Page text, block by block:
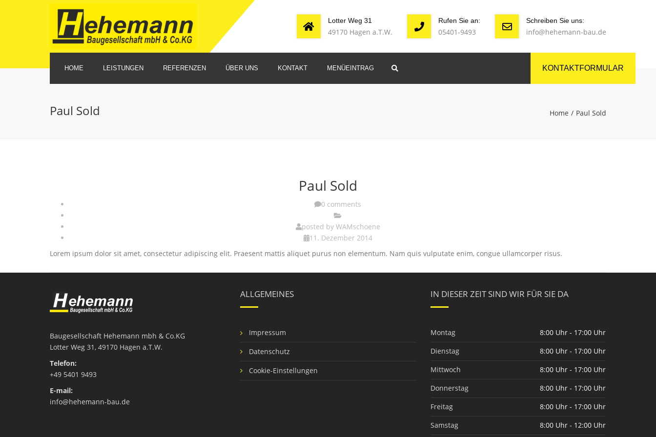
Lotter Weg 31
49170 Hagen a.T.W.
Rufen Sie an:
05401-9493
Schreiben Sie uns:
info@hehemann-bau.de
HOME LEISTUNGEN
SCHLÜSSELFERTIGES BAUEN
ABDICHTUNGSARBEITEN
LEHMPUTZARBEITEN
REFERENZEN ÜBER UNS KONTAKT MENÜEINTRAG KONTAKTFORMULAR
Paul Sold Home Paul Sold
Paul Sold
0 comments
posted by WAMschoene
11. Dezember 2014
Lorem ipsum dolor sit amet, consectetur adipiscing elit. Praesent mattis aliquet purus non elementum. Nam quis vulputate enim, congue ullamcorper risus.
Baugesellschaft Hehemann mbh & Co.KG
Lotter Weg 31, 49170 Hagen a.T.W.
Telefon:
+49 5401 9493
E-mail:
info@hehemann-bau.de
ALLGEMEINES
Impressum
Datenschutz
Cookie-Einstellungen
IN DIESER ZEIT SIND WIR FÜR SIE DA
Montag
8:00 Uhr - 17:00 Uhr
Dienstag
8:00 Uhr - 17:00 Uhr
Mittwoch
8:00 Uhr - 17:00 Uhr
Donnerstag
8:00 Uhr - 17:00 Uhr
Freitag
8:00 Uhr - 17:00 Uhr
Samstag
8:00 Uhr - 12:00 Uhr